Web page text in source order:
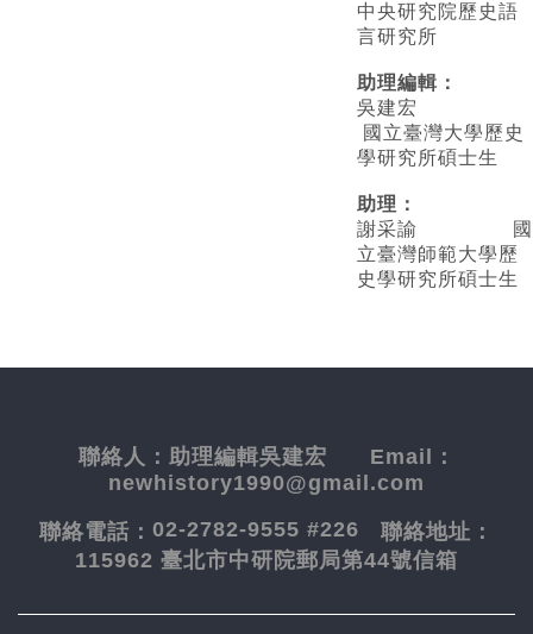
中央研究院歷史語
言研究所
助理編輯：
吳建宏
國立臺灣大學歷史
學研究所碩士生
助理：
謝采諭
國
立臺灣師範大學歷
史學研究所碩士生
聯絡人： 助理編輯吳建宏 Email：
newhistory1990@gmail.com
聯絡電話： 02-2782-9555 #226 聯絡地址：
115962 臺北市中研院郵局第44號信箱